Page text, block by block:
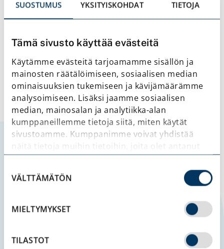
SUOSTUMUS YKSITYISKOHDAT TIETOJA
Tämä sivusto käyttää evästeitä
Käytämme evästeitä tarjoamamme sisällön ja
mainosten räätälöimiseen, sosiaalisen median
ominaisuuksien tukemiseen ja kävijämäärämme
analysoimiseen. Lisäksi jaamme sosiaalisen
median, mainosalan ja analytiikka-alan
kumppaneillemme tietoja siitä, miten käytät
sivustoamme. Kumppanimme voivat yhdistää
näitä tietoja muihin tietoihin, joita olet antanut
heille tai joita on kerätty, kun olet käyttänyt
valinta
VÄLTTÄMÄTÖN
MIELTYMYKSET
TILASTOT
mehiläiset
@ Suur-Savon Sähkö Oy 2025